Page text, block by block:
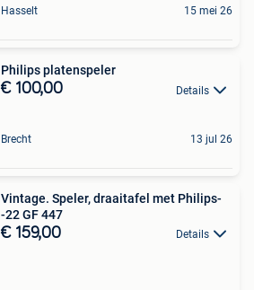
Hasselt 15 mei 26
Philips platenspeler
€ 100,00 Details
Brecht 13 jul 26
Vintage. Speler, draaitafel met Philips-
-22 GF 447
€ 159,00 Details